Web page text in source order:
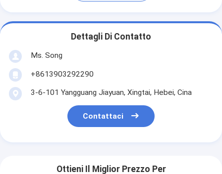
Dettagli Di Contatto
Ms. Song
+8613903292290
3-6-101 Yangguang Jiayuan, Xingtai, Hebei, Cina
Contattaci
Ottieni Il Miglior Prezzo Per